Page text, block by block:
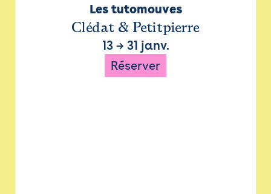
Les tutomouves
Clédat & Petitpierre
13→ 31 janv.
Réserver